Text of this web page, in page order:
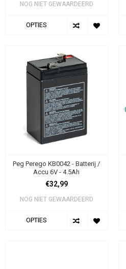
NOG NIET GEWAARDEERD
OPTIES
Peg Perego KB0042 - Batterij /
Accu 6V - 4.5Ah
€32,99
NOG NIET GEWAARDEERD
OPTIES